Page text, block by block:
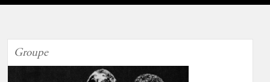
Groupe